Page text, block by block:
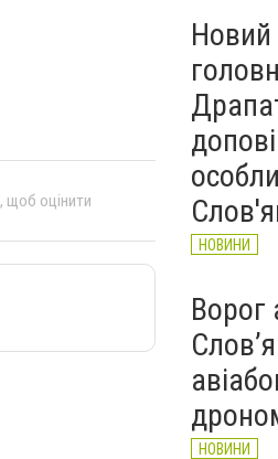
, щоб оцінити
Новий
НОВИНИ
Ворог
НОВИНИ